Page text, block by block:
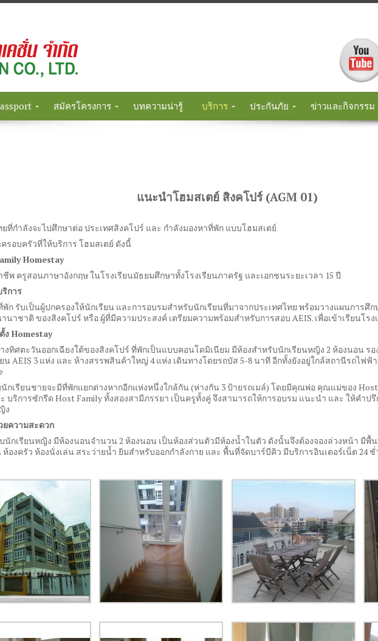
สมัครโครงการ บทความน่ารู้ บริการ ประกันภัย ข่าวและกิจกรรม
แนะนำโฮมสเตย์ สิงคโปร์ (AGM 01)
ที่กำลังจะไปศึกษาต่อ ประเทศสิงคโปร์ และ กำลังมองหาที่พัก แบบโฮมสเตย์
รอบครัวที่ให้บริการ โฮมสเตย์ ดังนี้
Homestay
พ ครูสอนภาษาอังกฤษ ในโรงเรียนมัธยมศึกษาทั้งโรงเรียนภาครัฐ และเอกชนระยะเวลา 15 ปี
ริการ
พัก รับเป็นผู้ปกครองให้นักเรียน และการอบรมสำหรับนักเรียนที่มาจากประเทศไทย พร้อมวางแผนการศึก
านาชาติ ของสิงคโปร์ หรือ ผู้ที่มีความประสงค์ เตรียมความพร้อมสำหรับการสอบ AEIS. เพื่อเข้าเรียนโร
ง Homestay
งทิศตะวันออกเฉียงใต้ของสิงคโปร์ ที่พักเป็นแบบคอนโดมิเนียม มีห้องสำหรับนักเรียนหญิง 2 ห้องนอน รอ
น AEIS 3 แห่ง และ ห้างสรรพสินค้าใหญ่ 4แห่ง เดินทางโดยรถบัส 5-8นาที อีกทั้งยังอยู่ใกล้สถานีรถไฟฟ้า
กเรียนชายจะมีที่พักแยกต่างหากอีกแห่งหนึ่งใกล้กัน (ห่างกัน 3ป้ายรถเมล์) โดยมีคุณพ่อ คุณแม่ของ
บริการซักรีด Host Familyทั้งสองสามีภรรยา เป็นครูทั้งคู่ จึงสามารถให้การอบรม แนะนำ และ ให้คำป
ง
ยความสะดวก
นักเรียนหญิง มีห้องนอนจำนวน 2 ห้องนอน เป็นห้องส่วนตัวมีห้องน้ำในตัว ดังนั้นจึงต้องจองล่วงหน้า มีพื้
ห้องครัว ห้องนั่งเล่น สระว่ายน้ำ ยิมสำหรับออกกำลังกาย และ พื้นที่จัดบาร์บีคิว มีบริการอินเตอร์เน็ต 24ชั่